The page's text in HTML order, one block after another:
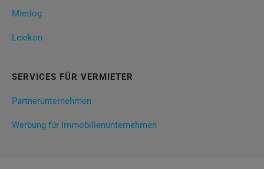
Mietlog
Lexikon
SERVICES FÜR VERMIETER
Partnerunternehmen
Werbung für Immobilienunternehmen